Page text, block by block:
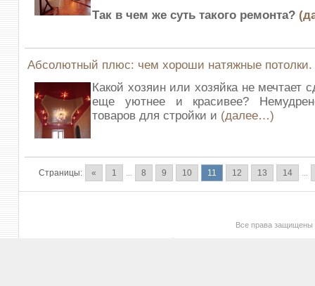
Так в чем же суть такого ремонта?
Абсолютный плюс: чем хороши натяжные потолки.
Какой хозяин или хозяйка не мечтает
еще уютнее и красивее?
товаров для стройки и (далее…)
Страницы: « 1 ... 8 9 10 11 12 13 14 ...
Все права